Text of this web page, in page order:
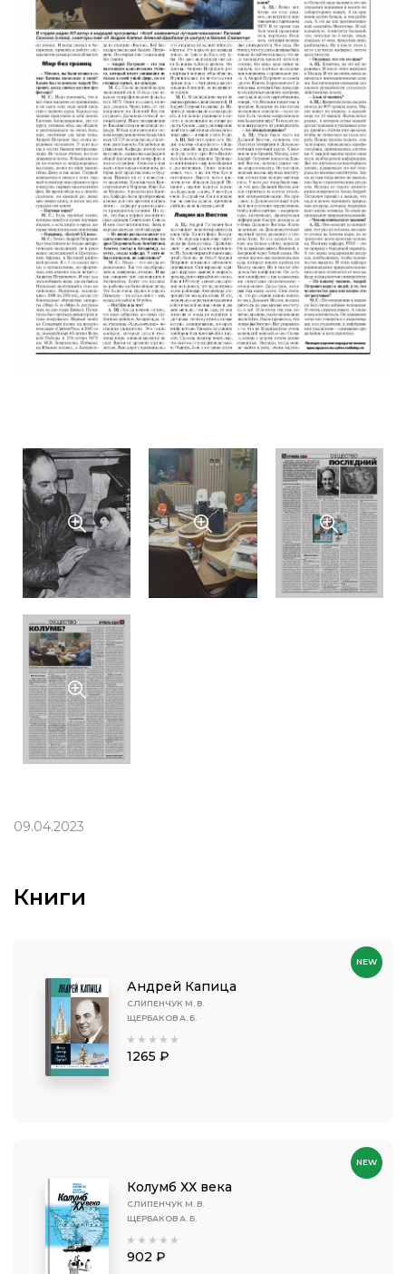
09.04.2023
Книги
Андрей Капица
СЛИПЕНЧУК М. В.
ЩЕРБАКОВ А. Б.
1265 ₽
NEW
Колумб ХХ века
СЛИПЕНЧУК М. В.
ЩЕРБАКОВ А. Б.
902 ₽
NEW